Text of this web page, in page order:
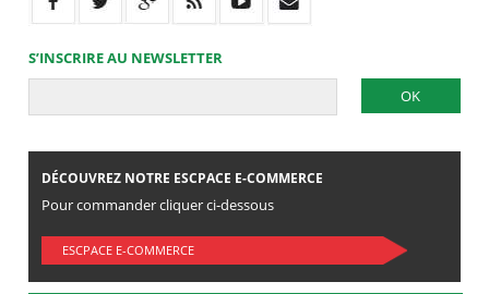
S’INSCRIRE AU NEWSLETTER
DÉCOUVREZ NOTRE ESCPACE E-COMMERCE
Pour commander cliquer ci-dessous
ESCPACE E-COMMERCE